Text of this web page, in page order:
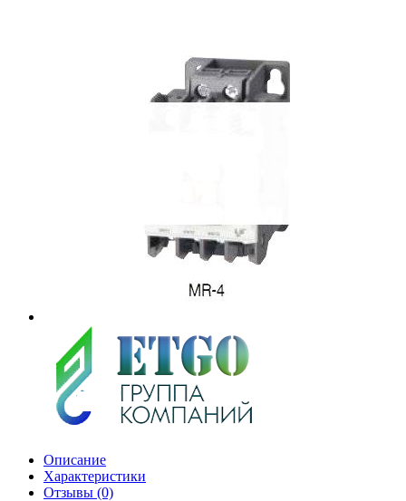
Описание
Характеристики
Отзывы (0)